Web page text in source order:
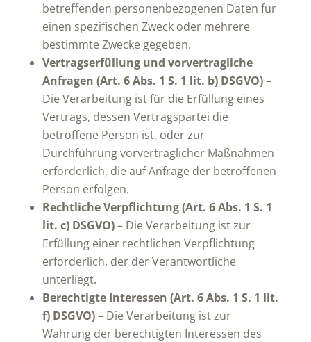
betreffenden personenbezogenen Daten für
einen spezifischen Zweck oder mehrere
bestimmte Zwecke gegeben.
Vertragserfüllung und vorvertragliche
Anfragen (Art. 6 Abs. 1 S. 1 lit. b) DSGVO)–
Die Verarbeitung ist für die Erfüllung eines
Vertrags, dessen Vertragspartei die
betroffene Person ist, oder zur
Durchführung vorvertraglicher Maßnahmen
erforderlich, die auf Anfrage der betroffenen
Person erfolgen.
Rechtliche Verpflichtung (Art. 6 Abs. 1 S. 1
lit. c) DSGVO)– Die Verarbeitung ist zur
Erfüllung einer rechtlichen Verpflichtung
erforderlich, der der Verantwortliche
unterliegt.
Berechtigte Interessen (Art. 6 Abs. 1 S. 1 lit.
f) DSGVO)– Die Verarbeitung ist zur
Wahrung der berechtigten Interessen des